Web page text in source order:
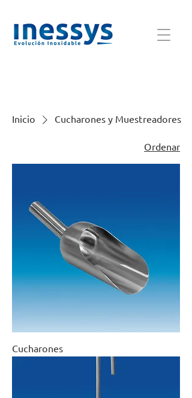
Inicio Cucharones y Muestreadores
Ordenar
Cucharones